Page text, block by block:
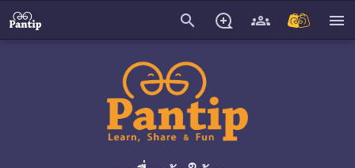
search menu